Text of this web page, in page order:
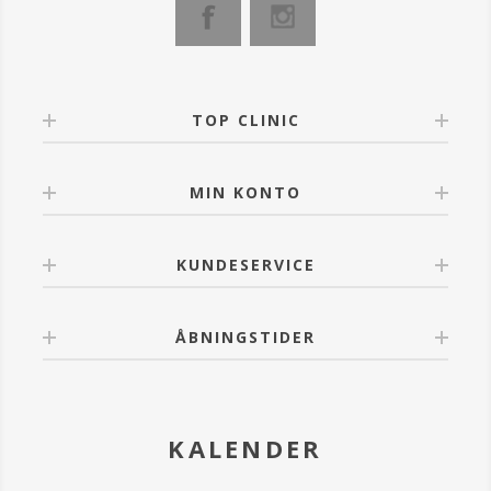
Produktet kan tones/blendes umiddelbart efter
påføring med EVAGARDEN pensel nr. 8.
behagelig, jævn påføring.TOP CLINIC
MIN KONTO
KUNDESERVICE
ÅBNINGSTIDER
KALENDER